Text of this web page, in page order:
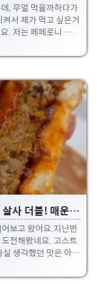
, 무얼 먹을까하다가
서 제가 먹고 싶은거
. 저는 페페로니 잔뜩
먹고 싶다고 해서 보
해서 맛있었고,감자튀
게 아이들이 진짜 좋
어른들이 맥주랑 먹고
로 맛있게 먹으면서 행
으로 맛나봅시다!
노브랜드버거 신상! 고스트페퍼 살사 더블! 매운맛 끝판왕이라네요.
보고 왔어요.지난번
전해봤네요. 고스트
생각했던 맛은 아니
처럼.. 걍 매운 맛!!
드는 샐러드로 변경